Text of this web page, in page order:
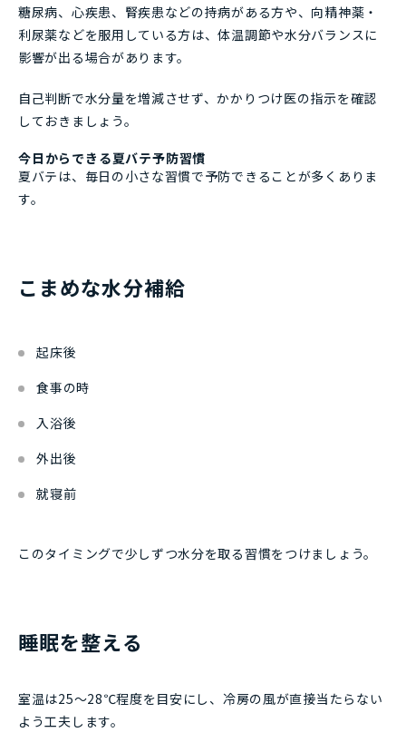
糖尿病、心疾患、腎疾患などの持病がある方や、向精神薬・
利尿薬などを服用している方は、体温調節や水分バランスに
影響が出る場合があります。
自己判断で水分量を増減させず、かかりつけ医の指示を確認
しておきましょう。
今日からできる夏バテ予防習慣
夏バテは、毎日の小さな習慣で予防できることが多くありま
す。
こまめな水分補給
起床後
食事の時
入浴後
外出後
就寝前
このタイミングで少しずつ水分を取る習慣をつけましょう。
睡眠を整える
室温は25～28℃程度を目安にし、冷房の風が直接当たらない
よう工夫します。